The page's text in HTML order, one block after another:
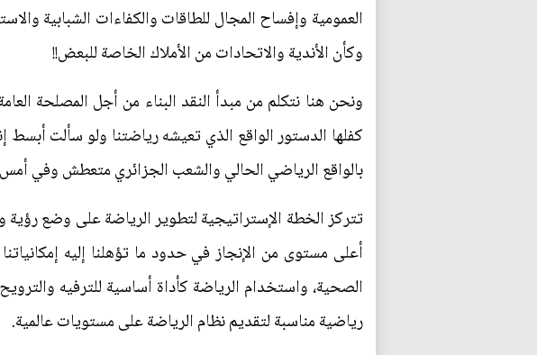
العمومية وإفساح المجال للطاقات والكفاءات الشبابية
وكأن الأندية والاتحادات من الأملاك الخاصة للبعض!!
ونحن هنا نتكلم من مبدأ النقد البناء من أجل المصلحة
كفلها الدستور الواقع الذي تعيشه رياضتنا ولو سألت
بالواقع الرياضي الحالي والشعب الجزائري متعطش وفي
تتركز الخطة الإستراتيجية لتطوير الرياضة على وضع
أعلى مستوى من الإنجاز في حدود ما تؤهلنا إليه
الصحية، واستخدام الرياضة كأداة أساسية للترفيه
رياضية مناسبة لتقديم نظام الرياضة على مستويات عالمية.